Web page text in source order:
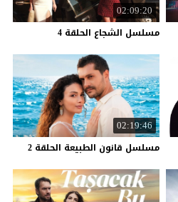
02:09:20
مسلسل الشجاع الحلقة 4
02:19:46
مسلسل قانون الطبيعة الحلقة 2